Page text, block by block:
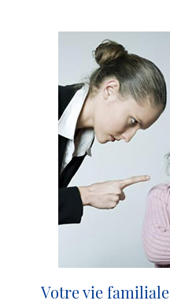
Votre vie familiale